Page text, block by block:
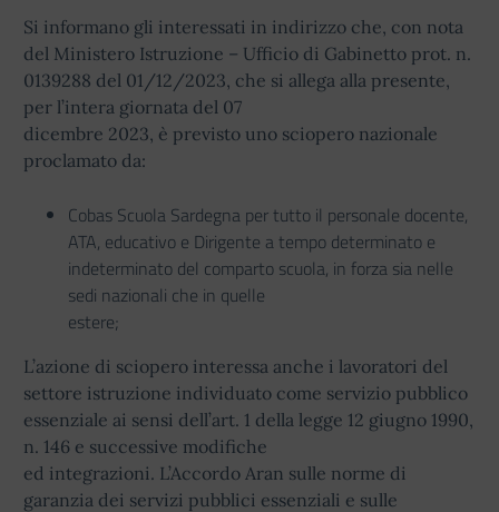
Si informano gli interessati in indirizzo che, con nota
del Ministero Istruzione – Ufficio di Gabinetto prot. n.
0139288 del 01/12/2023, che si allega alla presente,
per l’intera giornata del 07
dicembre 2023, è previsto uno sciopero nazionale
proclamato da:
Cobas Scuola Sardegna per tutto il personale docente,
ATA, educativo e Dirigente a tempo determinato e
indeterminato del comparto scuola, in forza sia nelle
sedi nazionali che in quelle
estere;
L’azione di sciopero interessa anche i lavoratori del
settore istruzione individuato come servizio pubblico
essenziale ai sensi dell’art. 1 della legge 12 giugno 1990,
n. 146 e successive modifiche
ed integrazioni. L’Accordo Aran sulle norme di
garanzia dei servizi pubblici essenziali e sulle